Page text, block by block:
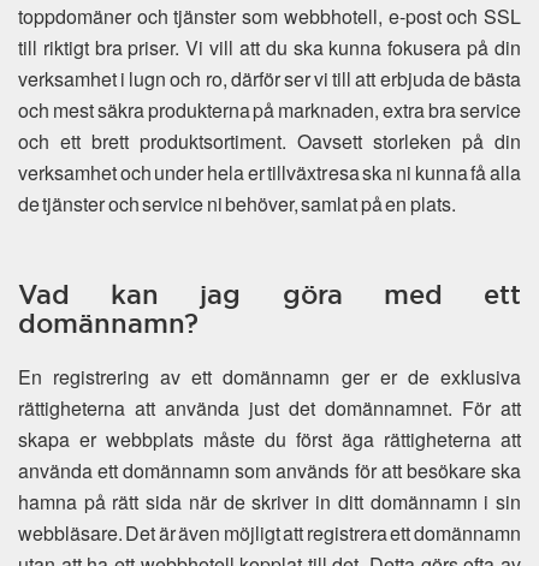
toppdomäner och tjänster som webbhotell, e-post och SSL
till riktigt bra priser. Vi vill att du ska kunna fokusera på din
verksamhet i lugn och ro, därför ser vi till att erbjuda de bästa
och mest säkra produkterna på marknaden, extra bra service
och ett brett produktsortiment. Oavsett storleken på din
verksamhet och under hela er tillväxtresa ska ni kunna få alla
de tjänster och service ni behöver, samlat på en plats.
Vad kan jag göra med ett
domännamn?
En registrering av ett domännamn ger er de exklusiva
rättigheterna att använda just det domännamnet. För att
skapa er webbplats måste du först äga rättigheterna att
använda ett domännamn som används för att besökare ska
hamna på rätt sida när de skriver in ditt domännamn i sin
webbläsare. Det är även möjligt att registrera ett domännamn